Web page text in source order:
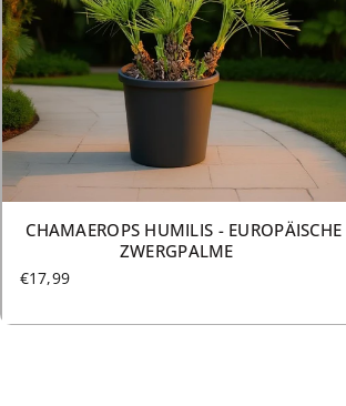
11 GRÖSSEN AB €17,99
CHAMAEROPS HUMILIS - EUROPÄISCHE
ZWERGPALME
€17,99